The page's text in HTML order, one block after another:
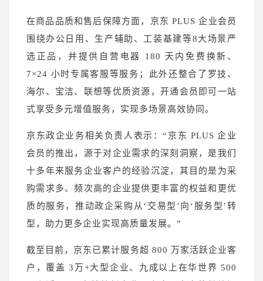
在商品品质和售后保障方面，京东 PLUS 企业会员
围绕办公日用、生产辅助、工装基建等8大场景严
选正品，并提供自营电器 180 天内免费换新、
7×24 小时专属客服等服务；此外还整合了罗技、
海尔、宝洁、联想等优质资源，开通会员即可一站
式享受多元增值服务，实现多场景高效协同。
京东政企业务相关负责人表示：“京东 PLUS 企业
会员的推出，源于对企业需求的深刻洞察，是我们
十多年来服务企业客户的经验沉淀，其目的是为采
购需求多、频次高的企业提供更丰富的权益和更优
质的服务，推动政企采购从‘交易型’向‘服务型’转
型，助力更多企业实现高质量发展。”
截至目前，京东已累计服务超 800 万家活跃企业客
户，覆盖 3万+大型企业、九成以上在华世界 500